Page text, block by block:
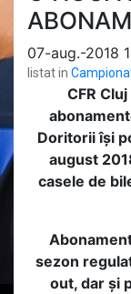
07-aug.-2018
listat in
CFR
Doritorii își
august
casele de
sezon
out, dar și